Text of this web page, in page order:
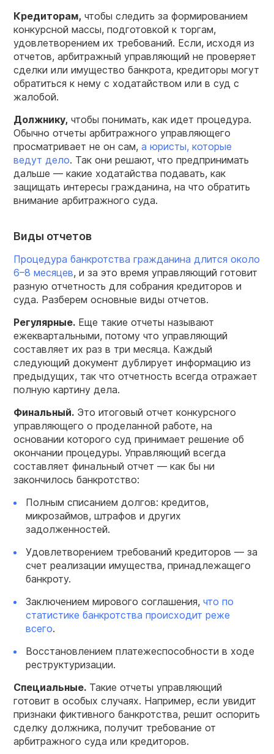
Кредиторам, чтобы следить за формированием
конкурсной массы, подготовкой к торгам,
удовлетворением их требований. Если, исходя из
отчетов, арбитражный управляющий не проверяет
сделки или имущество банкрота, кредиторы могут
обратиться к нему с ходатайством или в суд с
жалобой.
Должнику, чтобы понимать, как идет процедура.
Обычно отчеты арбитражного управляющего
просматривает не он сам, а юристы, которые
ведут дело. Так они решают, что предпринимать
дальше — какие ходатайства подавать, как
защищать интересы гражданина, на что обратить
внимание арбитражного суда.
Виды отчетов
Процедура банкротства гражданина длится около
6–8 месяцев, и за это время управляющий готовит
разную отчетность для собрания кредиторов и
суда. Разберем основные виды отчетов.
Регулярные. Еще такие отчеты называют
ежеквартальными, потому что управляющий
составляет их раз в три месяца. Каждый
следующий документ дублирует информацию из
предыдущих, так что отчетность всегда отражает
полную картину дела.
Финальный. Это итоговый отчет конкурсного
управляющего о проделанной работе, на
основании которого суд принимает решение об
окончании процедуры. Управляющий всегда
составляет финальный отчет — как бы ни
закончилось банкротство:
Полным списанием долгов: кредитов,
микрозаймов, штрафов и других
задолженностей.
Удовлетворением требований кредиторов — за
счет реализации имущества, принадлежащего
банкроту.
Заключением мирового соглашения, что по
статистике банкротства происходит реже
всего.
Восстановлением платежеспособности в ходе
реструктуризации.
Специальные. Такие отчеты управляющий
готовит в особых случаях. Например, если увидит
признаки фиктивного банкротства, решит оспорить
сделку должника, получит требование от
арбитражного суда или кредиторов.